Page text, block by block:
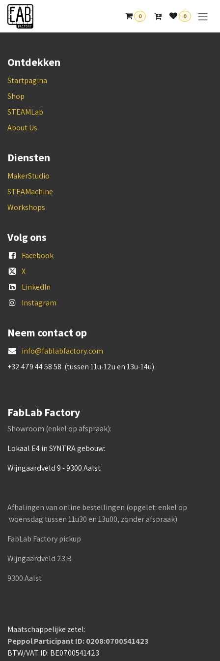
Overslaan naar inhoud
0 0
Ontdekken
Startpagina
Shop
STEAMLab
About Us
Diensten
MakerStudio
STEAMachine
Workshops
Volg ons
Facebook
X
LinkedIn
Instagram
Neem contact op
info@fablabfactory.com
+32 479 44 58 58 (tussen 11u-12u en 13u-14u)
FabLab Factory
Showroom (enkel op afspraak):
Lokaal E4 in SYNTRA gebouw:
Wijngaardveld 9 - 9300 Aalst
Afhalingen van online bestellingen (opgelet: enkel op
woensdag tussen 11u30 en 13u00, zonder afspraak)
FabLab Factory pickup
Wijngaardveld 23 B
9300 Aalst
Maatschappelijke zetel:
Peppol Participant ID: 0208:0700541423
BTW/VAT ID: BE0700541423